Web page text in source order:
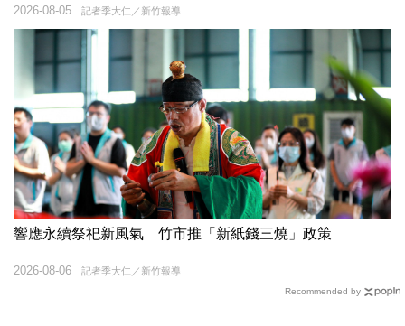
記者季大仁／新竹報導
2026-08-05
響應永續祭祀新風氣 竹市推「新紙錢三燒」政策
記者季大仁／新竹報導
2026-08-06
Recommended by